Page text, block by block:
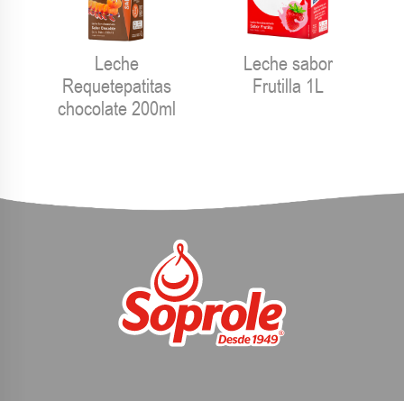
Leche
Requetepatitas
chocolate 200ml
Leche sabor
Frutilla 1L